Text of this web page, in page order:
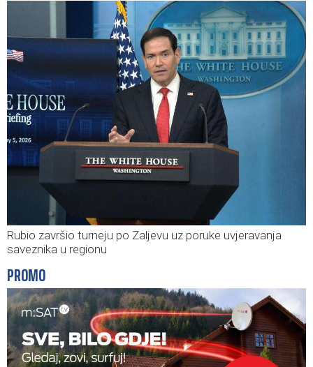
Rubio završio turneju po Zaljevu uz poruke uvjeravanja
saveznika u regionu
PROMO